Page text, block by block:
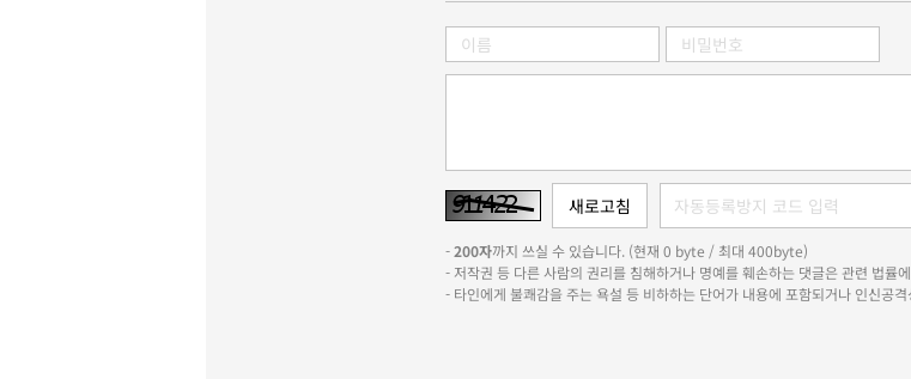
-200자까지 쓰실 수 있습니다. (현재 0 byte / 최대 400byte)
- 저작권 등 다른 사람의 권리를 침해하거나 명예를 훼손하는 댓글은 관련 법률
- 타인에게 불쾌감을 주는 욕설 등 비하하는 단어가 내용에 포함되거나 인신공